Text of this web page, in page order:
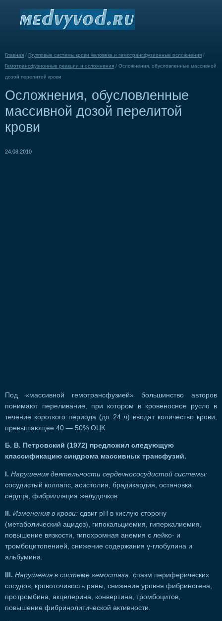
Главная / Групповые системы крови человека и гемотрансфузионные осложнения /
Гемотрансфузионные реакции и осложнения / Осложнения, обусловленные массивной
дозой перелитой крови
Осложнения, обусловленные
массивной дозой перелитой
крови
24.08.2010
Под «массивной гемотрансфузией» большинство авторов
понимают переливание, при котором в кровеносное русло в
течение короткого периода (до 24 ч) вводят количество крови,
превышающее 40 — 50% ОЦК.
Б. В. Петровский (1972) предложил следующую
классификацию синдрома массивных трансфузий.
I. Нарушения деятельности сердечнососудистой системы:
сосудистый коллапс, асистолия, брадикардия, остановка
сердца, фибрилляция желудочков.
II. Изменения в крови: сдвиг рН в кислую сторону
(метаболический ацидоз), гипокальциемия, гиперкалиемия,
повышение вязкости, гипохромная анемия с лейко- и
тромбоцитопенией, снижение содержания γ-глобулина и
альбумина.
III. Нарушения в системе гемостаза: спазм периферических
сосудов, кровоточивость раны, снижение уровня фибриногена,
протромбина, акцелерина, конвертина, тромбоцитов,
повышение фибринолитической активности.